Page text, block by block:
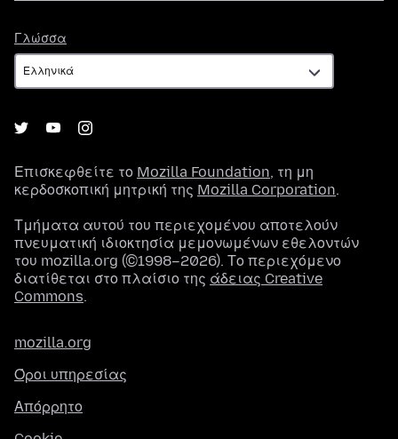
Γλώσσα
Επισκεφθείτε το Mozilla Foundation, τη μη
κερδοσκοπική μητρική της Mozilla Corporation.
Τμήματα αυτού του περιεχομένου αποτελούν
πνευματική ιδιοκτησία μεμονωμένων εθελοντών
του mozilla.org (©1998–2026). Το περιεχόμενο
διατίθεται στο πλαίσιο της άδειας Creative
Commons.
mozilla.org
Όροι υπηρεσίας
Απόρρητο